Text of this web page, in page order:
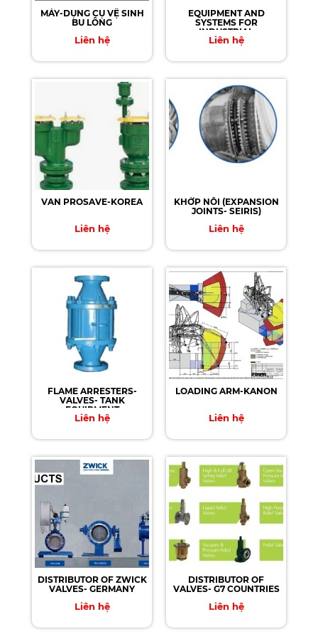
MÁY-DỤNG CỤ VỆ SINH
BU LÔNG
Liên hệ
EQUIPMENT AND
SYSTEMS FOR
INDUSTRIAL
APPLICATIONS
Liên hệ
VAN PROSAVE-KOREA
Liên hệ
KHỚP NỐI (EXPANSION
JOINTS- SEIRIS)
Liên hệ
FLAME ARRESTERS-
VALVES- TANK
EQUIPMENT
Liên hệ
LOADING ARM-KANON
Liên hệ
DISTRIBUTOR OF ZWICK
VALVES- GERMANY
Liên hệ
DISTRIBUTOR OF
VALVES- G7 COUNTRIES
Liên hệ